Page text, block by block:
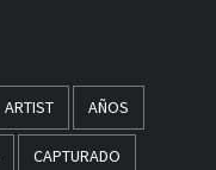
ARTIST AÑOS
CAPTURADO